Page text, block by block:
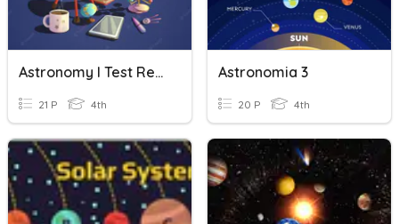
Astronomy I Test Review
21 P 4th
Astronomia 3
20 P 4th